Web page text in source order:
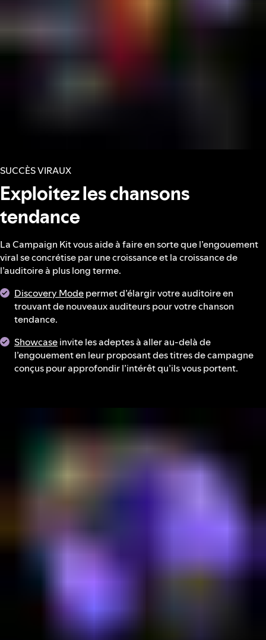
SUCCÈS VIRAUX
Exploitez les chansons
tendance
La Campaign Kit vous aide à faire en sorte que l’engouement
viral se concrétise par une croissance et la croissance de
l’auditoire à plus long terme.
Discovery Modepermet d’élargir votre auditoire en
trouvant de nouveaux auditeurs pour votre chanson
tendance.
Showcaseinvite les adeptes à aller au-delà de
l’engouement en leur proposant des titres de campagne
conçus pour approfondir l’intérêt qu’ils vous portent.